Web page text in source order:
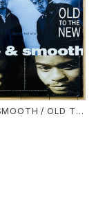
/ OLD TO